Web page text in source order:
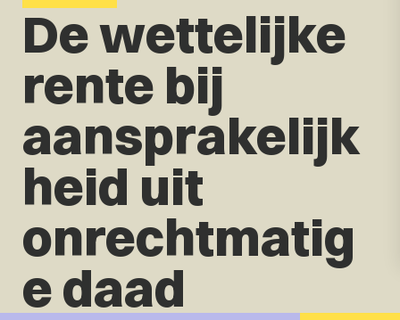
De wettelijke
rente bij
aansprakelijk
heid uit
onrechtmatig
e daad